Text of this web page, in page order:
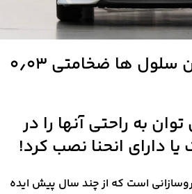
به گفته تویوتا این سلول ها ضخامتی ۰٫۰۳
به راحتی آنها را در
دارای انحنا نصب کرد!
است که از چند سال پیش ایده